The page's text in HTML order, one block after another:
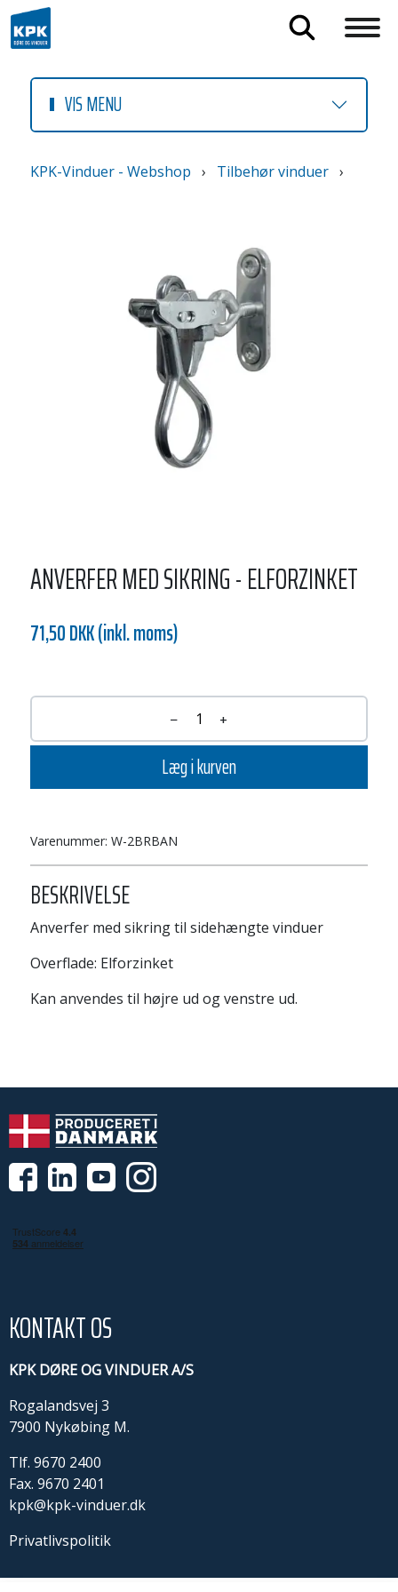
VIS MENU
KPK-Vinduer - Webshop › Tilbehør vinduer ›
ANVERFER MED SIKRING - ELFORZINKET
71,50 DKK (inkl. moms)
−
+
Læg i kurven
Varenummer: W-2BRBAN
BESKRIVELSE
Anverfer med sikring til sidehængte vinduer
Overflade: Elforzinket
Kan anvendes til højre ud og venstre ud.
KONTAKT OS
KPK DØRE OG VINDUER A/S
Rogalandsvej 3
7900 Nykøbing M.
Tlf. 9670 2400
Fax. 9670 2401
kpk@kpk-vinduer.dk
Privatlivspolitik